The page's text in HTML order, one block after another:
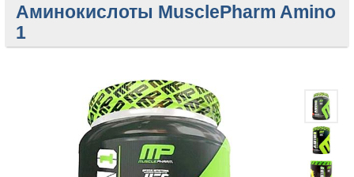
Аминокислоты MusclePharm Amino
1